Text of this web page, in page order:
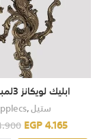
ابليك لويكانز 3لمبه فنيار
,ستيل
EGP4.165